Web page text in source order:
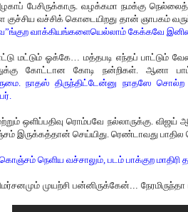
பேசிருக்காரு. வழக்கமா நமக்கு
குச்சிய வச்சிக் கொடையிறது தான் ஞாபகம்
வாக்கியங்களையெல்லாம் கேக்கவே
மட்டும் ஓக்கே… மத்தபடி எந்தப்
கோட்டான கோடி நன்றிகள். ஆனா
நாதஸ் திருந்திட்டேன்னு நாதஸே சொல்ற
ஒளிப்பதிவு ரொம்பவே நல்லாருக்கு.
இருக்கத்தான் செய்யிது. ரெண்டாவது
நெளிய வச்சாலும், படம் பாக்குற மாதிரி
முயற்சி பன்னிருக்கேன்...